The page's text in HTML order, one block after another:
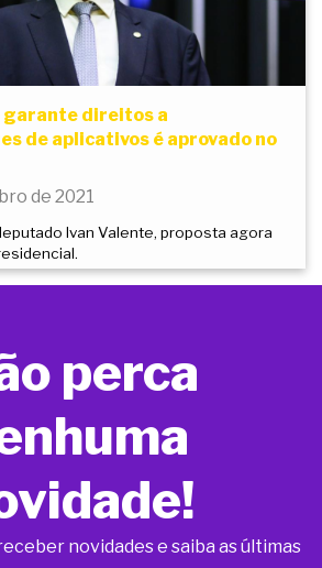
garante direitos a
de aplicativos é aprovado no
de 2021
Ivan Valente, proposta agora
perca
novidades e saiba as últimas